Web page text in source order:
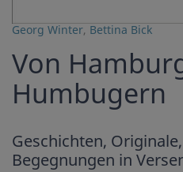
Georg Winter, Bettina Bick
Von
Humbugern
Geschichten,
Begegnungen in